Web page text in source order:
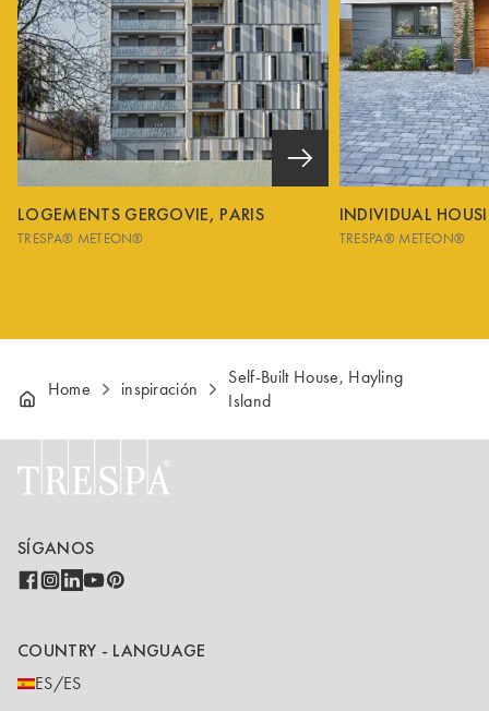
LOGEMENTS GERGOVIE, PARIS
TRESPA® METEON®
INDIVIDUAL
TRESPA® METEON®
Home inspiración
Self-Built House, Hayling
Island
SÍGANOS
COUNTRY - LANGUAGE
ES/ES